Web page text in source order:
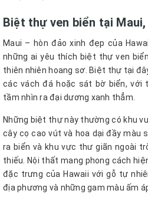
Biệt thự ven biển tại
Maui – hòn đảo xinh đẹp của
những ai yêu thích biệt thự ven
thiên nhiên hoang sơ. Biệt thự tại
các vách đá hoặc sát bờ biển, với
tầm nhìn ra đại dương xanh thẳm.
Những biệt thự này thường có khu
cây cọ cao vút và hoa dại đầy màu
ra biển và khu vực thư giãn ngoài
thiếu. Nội thất mang phong cách
đặc trưng của Hawaii với gỗ tự
địa phương và những gam màu ấm